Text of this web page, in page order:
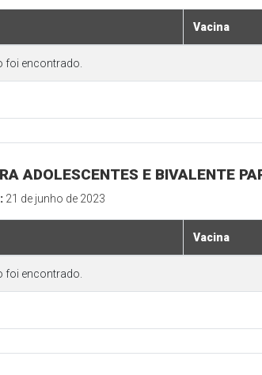
Vacina
foi encontrado.
ADOLESCENTES E BIVALENTE
21 de junho de 2023
Vacina
foi encontrado.